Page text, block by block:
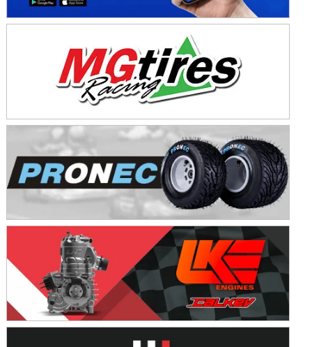
TUCUMANO - F5
Juan Navarro (Asfalto)